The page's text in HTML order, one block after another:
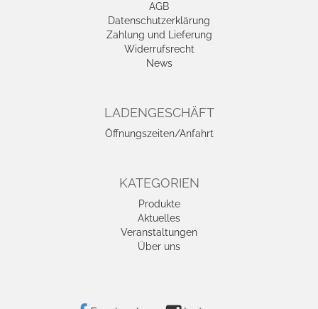
AGB
Datenschutzerklärung
Zahlung und Lieferung
Widerrufsrecht
News
LADENGESCHÄFT
Öffnungszeiten/Anfahrt
KATEGORIEN
Produkte
Aktuelles
Veranstaltungen
Über uns